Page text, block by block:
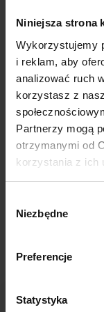
Niniejsza strona
Wykorzystujemy
i reklam, aby
analizować ruch
korzystasz z
Partnerzy mogą
otrzymanymi od
korzystania z ich
Polityki
zgody
Niezbędne
Preferencje
Statystyka
współczynnik
wiadomości
bardziej
baz
adresów tych
wiadomości.
Więcej na
baz możecie
usuwać
bazy”.
Poprzedni